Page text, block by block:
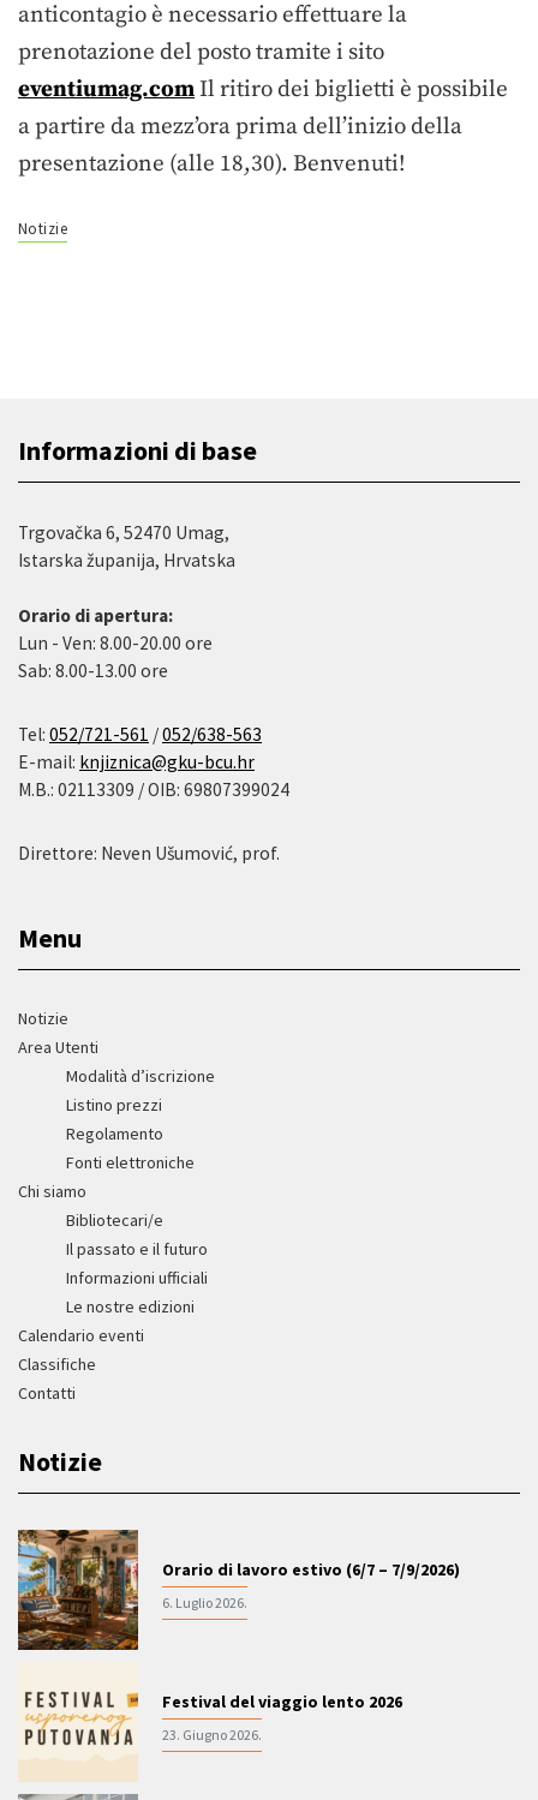
anticontagio è necessario effettuare la
prenotazione del posto tramite i sito
eventiumag.comIl ritiro dei biglietti è possibile
a partire da mezz’ora prima dell’inizio della
presentazione (alle 18,30). Benvenuti!
Notizie
Informazioni di base
Trgovačka 6, 52470 Umag,
Istarska županija, Hrvatska
Orario di apertura:
Lun - Ven: 8.00-20.00 ore
Sab: 8.00-13.00 ore
Tel: 052/721-561 /052/638-563
E-mail: knjiznica@gku-bcu.hr
M.B.: 02113309 / OIB: 69807399024
Direttore: Neven Ušumović, prof.
Menu
Notizie
Area Utenti
Modalità d’iscrizione
Listino prezzi
Regolamento
Fonti elettroniche
Chi siamo
Bibliotecari/e
Il passato e il futuro
Informazioni ufficiali
Le nostre edizioni
Calendario eventi
Classifiche
Contatti
Notizie
Orario di lavoro estivo (6/7 – 7/9/2026)
6. Luglio 2026.
Festival del viaggio lento 2026
23. Giugno 2026.